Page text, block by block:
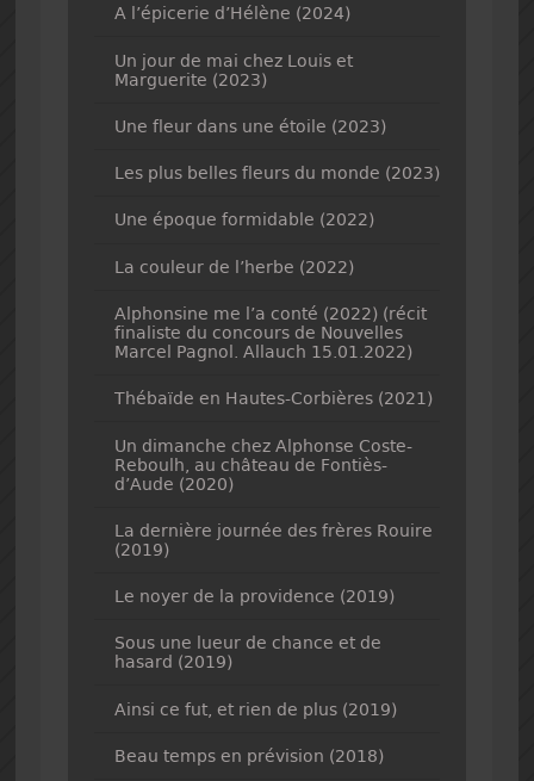
A l’épicerie d’Hélène (2024)
Un jour de mai chez Louis et
Marguerite (2023)
Une fleur dans une étoile (2023)
Les plus belles fleurs du monde (2023)
Une époque formidable (2022)
La couleur de l’herbe (2022)
Alphonsine me l’a conté (2022) (récit
finaliste du concours de Nouvelles
Marcel Pagnol. Allauch 15.01.2022)
Thébaïde en Hautes-Corbières (2021)
Un dimanche chez Alphonse Coste-
Reboulh, au château de Fontiès-
d’Aude (2020)
La dernière journée des frères Rouire
(2019)
Le noyer de la providence (2019)
Sous une lueur de chance et de
hasard (2019)
Ainsi ce fut, et rien de plus (2019)
Beau temps en prévision (2018)